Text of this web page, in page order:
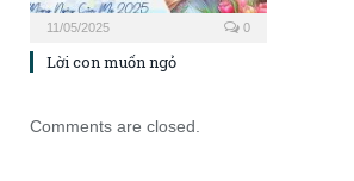
11/05/2025 0
Lời con muốn ngỏ
Comments are closed.